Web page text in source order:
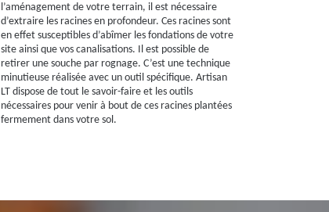
l’aménagement de votre terrain, il est nécessaire
d’extraire les racines en profondeur. Ces racines sont
en effet susceptibles d’abîmer les fondations de votre
site ainsi que vos canalisations. Il est possible de
retirer une souche par rognage. C’est une technique
minutieuse réalisée avec un outil spécifique. Artisan
LT dispose de tout le savoir-faire et les outils
nécessaires pour venir à bout de ces racines plantées
fermement dans votre sol.